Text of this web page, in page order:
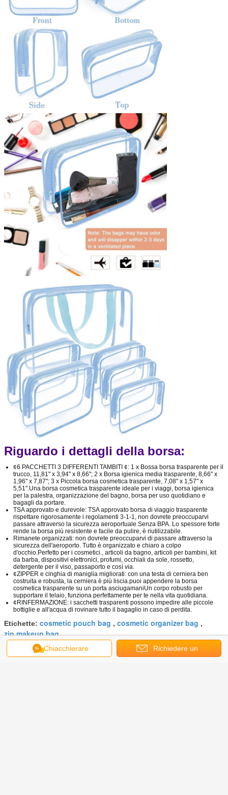
Riguardo i dettagli della borsa:
¢6 PACCHETTI 3 DIFFERENTI TAMBITI ¢: 1 x Bossa borsa trasparente per il
trucco, 11,81" x 3,94" x 8,66"; 2 x Borsa igienica media trasparente, 8,66" x
1,96" x 7,87"; 3 x Piccola borsa cosmetica trasparente, 7,08" x 1,57" x
5,51".Una borsa cosmetica trasparente ideale per i viaggi, borsa igienica
per la palestra, organizzazione del bagno, borsa per uso quotidiano e
bagagli da portare.
TSA approvato e durevole: TSA approvato borsa di viaggio trasparente
rispettare rigorosamente i regolamenti 3-1-1, non dovrete preoccuparvi
passare attraverso la sicurezza aeroportuale.Senza BPA. Lo spessore forte
rende la borsa più resistente e facile da pulire, è riutilizzabile.
Rimanete organizzati: non dovrete preoccuparvi di passare attraverso la
sicurezza dell'aeroporto. Tutto è organizzato e chiaro a colpo
d'occhio.Perfetto per i cosmetici., articoli da bagno, articoli per bambini, kit
da barba, dispositivi elettronici, profumi, occhiali da sole, rossetto,
detergente per il viso, passaporto e così via.
¢ZIPPER e cinghia di maniglia migliorati: con una testa di cerniera ben
costruita e robusta, la cerniera è più liscia.puoi appendere la borsa
cosmetica trasparente su un porta asciugamaniUn corpo robusto per
supportare il telaio, funziona perfettamente per te nella vita quotidiana.
¢RINFERMAZIONE: i sacchetti trasparenti possono impedire alle piccole
bottiglie e all'acqua di rovinare tutto il bagaglio in caso di perdita.
Etichette: cosmetic pouch bag , cosmetic organizer bag ,
zip makeup bag
Ottieni il miglior prezzo per
Chiacchierare Richiedere un